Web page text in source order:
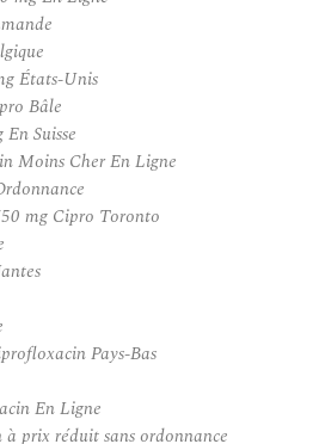
États-Unis
Bâle
Suisse
Moins Cher En Ligne
mg Cipro Toronto
Pays-Bas
En Ligne
prix réduit sans ordonnance